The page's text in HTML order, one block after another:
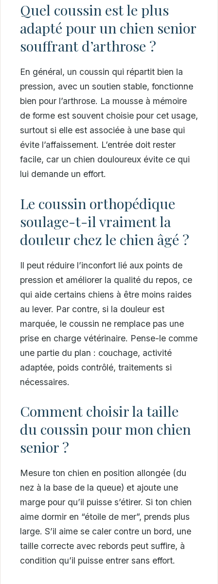
Quel coussin est le plus
adapté pour un chien senior
souffrant d’arthrose ?
En général, un coussin qui répartit bien la
pression, avec un soutien stable, fonctionne
bien pour l’arthrose. La mousse à mémoire
de forme est souvent choisie pour cet usage,
surtout si elle est associée à une base qui
évite l’affaissement. L’entrée doit rester
facile, car un chien douloureux évite ce qui
lui demande un effort.
Le coussin orthopédique
soulage-t-il vraiment la
douleur chez le chien âgé ?
Il peut réduire l’inconfort lié aux points de
pression et améliorer la qualité du repos, ce
qui aide certains chiens à être moins raides
au lever. Par contre, si la douleur est
marquée, le coussin ne remplace pas une
prise en charge vétérinaire. Pense-le comme
une partie du plan : couchage, activité
adaptée, poids contrôlé, traitements si
nécessaires.
Comment choisir la taille
du coussin pour mon chien
senior ?
Mesure ton chien en position allongée (du
nez à la base de la queue) et ajoute une
marge pour qu’il puisse s’étirer. Si ton chien
aime dormir en “étoile de mer”, prends plus
large. S’il aime se caler contre un bord, une
taille correcte avec rebords peut suffire, à
condition qu’il puisse entrer sans effort.